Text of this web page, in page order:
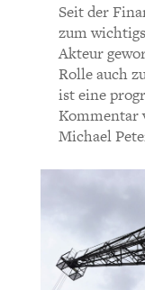
Seit der
zum
Akteur
Rolle auch
ist eine
Kommentar
Michael
Richtlinien
Bisher noch kein